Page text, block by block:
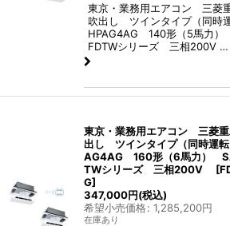
東京・業務用エアコン 三菱
吹出し ツインタイプ（同時
HPAG4AG 140形（5馬力）
FDTWシリーズ 三相200V …
東京・業務用エアコン 三菱
出し ツインタイプ（同時運
AG4AG 160形（6馬力）
TWシリーズ 三相200V
[
G]
347,000円(税込)
希望小売価格: 1,285,200円
在庫あり